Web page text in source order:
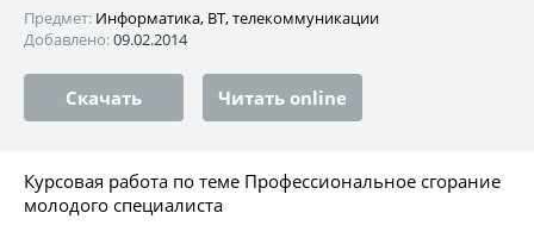
Предмет: Информатика, ВТ, телекоммуникации
Добавлено:09.02.2014
Скачать Читать online
Курсовая работа по теме Профессиональное сгорание
молодого специалиста